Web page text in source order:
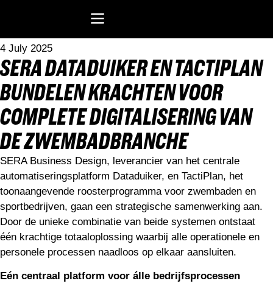
complete digitalisering van de zwembadbranche
4 July 2025
SERA DATADUIKER EN TACTIPLAN
BUNDELEN KRACHTEN VOOR
COMPLETE DIGITALISERING VAN
DE ZWEMBADBRANCHE
SERA Business Design, leverancier van het centrale
automatiseringsplatform Dataduiker, en TactiPlan, het
toonaangevende roosterprogramma voor zwembaden en
sportbedrijven, gaan een strategische samenwerking aan.
Door de unieke combinatie van beide systemen ontstaat
één krachtige totaaloplossing waarbij alle operationele en
personele processen naadloos op elkaar aansluiten.
Eén centraal platform voor álle bedrijfsprocessen